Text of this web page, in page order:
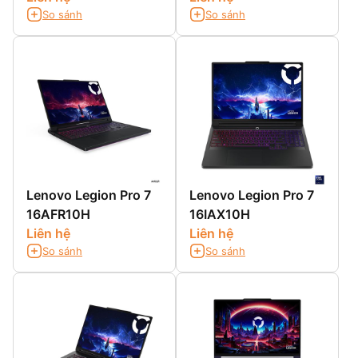
So sánh So sánh
Lenovo Legion Pro 7
16AFR10H
Liên hệ
So sánh
Lenovo Legion Pro 7
16IAX10H
Liên hệ
So sánh